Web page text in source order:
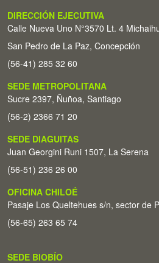
DIRECCIÓN EJECUTIVA
Calle Nueva Uno N°3570 Lt. 4
San Pedro de La Paz, Concepción
(56-41) 285 32 60
SEDE METROPOLITANA
Sucre 2397, Ñuñoa, Santiago
(56-2) 2366 71 20
SEDE DIAGUITAS
Juan Georgini Runi 1507, La Serena
(56-51) 236 26 00
OFICINA CHILOÉ
Pasaje Los Queltehues s/n, sector de
(56-65) 263 65 74
SEDE BIOBÍO